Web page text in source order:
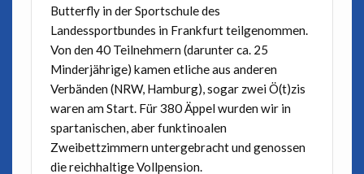
Butterfly in der Sportschule des
Landessportbundes in Frankfurt teilgenommen.
Von den 40 Teilnehmern (darunter ca. 25
Minderjährige) kamen etliche aus anderen
Verbänden (NRW, Hamburg), sogar zwei Ö(t)zis
waren am Start. Für 380 Äppel wurden wir in
spartanischen, aber funktinoalen
Zweibettzimmern untergebracht und genossen
die reichhaltige Vollpension.